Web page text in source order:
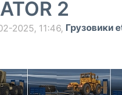
2
2025, 11:46, Грузовики